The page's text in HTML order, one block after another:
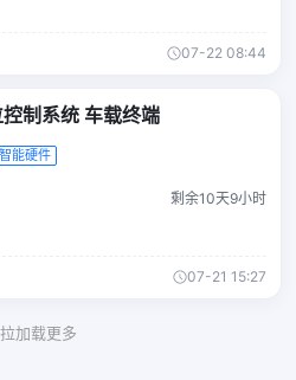
07-22 08:44
制系统 车载终端
智能硬件
剩余10天9小时
07-21 15:27
拉加载更多